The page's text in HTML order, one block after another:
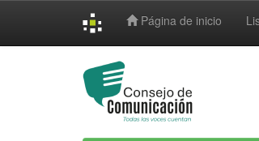
Página de inicio